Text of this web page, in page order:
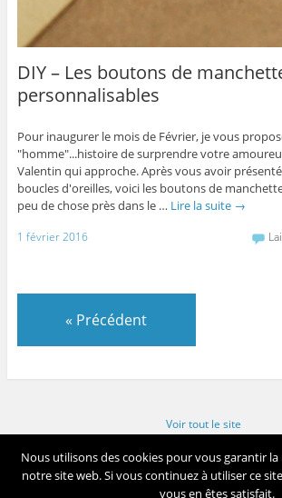
DIY – Les boutons de
personnalisables
Pour inaugurer le mois de Février, je vous
"homme"...histoire de surprendre votre
Valentin qui approche. Après vous avoir
boucles d'oreilles, voici les boutons de
peu de chose près dans le … Lire la suite →
1 février 2016
« Précédent
Voir tout le site
Now Available! Download WordPress
Nous utilisons des cookies pour vous garantir
notre site web. Si vous continuez à utiliser ce
vous en êtes satisfait.